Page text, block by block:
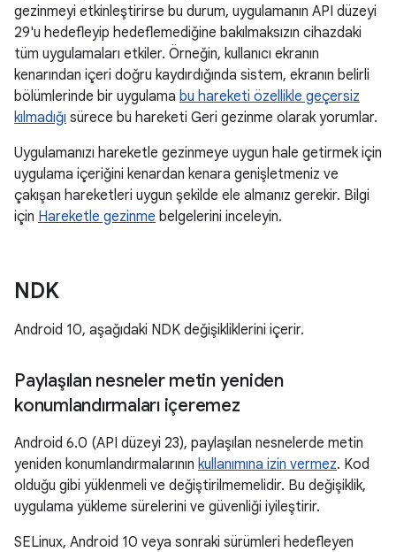
gezinmeyi etkinleştirirse bu durum, uygulamanın API düzeyi
29'u hedefleyip hedeflemediğine bakılmaksızın cihazdaki
tüm uygulamaları etkiler. Örneğin, kullanıcı ekranın
kenarından içeri doğru kaydırdığında sistem, ekranın belirli
bölümlerinde bir uygulama bu hareketi özellikle geçersiz
kılmadığı sürece bu hareketi Geri gezinme olarak yorumlar.
Uygulamanızı hareketle gezinmeye uygun hale getirmek için
uygulama içeriğini kenardan kenara genişletmeniz ve
çakışan hareketleri uygun şekilde ele almanız gerekir. Bilgi
için Hareketle gezinme belgelerini inceleyin.
NDK
Android 10, aşağıdaki NDK değişikliklerini içerir.
Paylaşılan nesneler metin yeniden
konumlandırmaları içeremez
Android 6.0 (API düzeyi 23), paylaşılan nesnelerde metin
yeniden konumlandırmalarının kullanımına izin vermez. Kod
olduğu gibi yüklenmeli ve değiştirilmemelidir. Bu değişiklik,
uygulama yükleme sürelerini ve güvenliği iyileştirir.
SELinux, Android 10 veya sonraki sürümleri hedefleyen